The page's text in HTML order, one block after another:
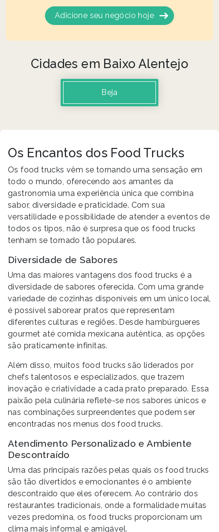
Adicione seu negócio hoje
Cidades em Baixo Alentejo
Beja
Os Encantos dos Food Trucks
Os food trucks vêm se tornando uma sensação em
todo o mundo, oferecendo aos amantes da
gastronomia uma experiência única que combina
sabor, diversidade e praticidade. Com sua
versatilidade e possibilidade de atender a eventos de
todos os tipos, não é surpresa que os food trucks
tenham se tornado tão populares.
Diversidade de Sabores
Uma das maiores vantagens dos food trucks é a
diversidade de sabores oferecida. Com uma grande
variedade de cozinhas disponíveis em um único local,
é possível saborear pratos que representam
diferentes culturas e regiões. Desde hambúrgueres
gourmet até comida mexicana autêntica, as opções
são praticamente infinitas.
Além disso, muitos food trucks são liderados por
chefs talentosos e especializados, que trazem
inovação e criatividade a cada prato preparado. Essa
paixão pela culinária reflete-se nos sabores únicos e
nas combinações surpreendentes que podem ser
encontradas nos menus dos food trucks.
Atendimento Personalizado e Ambiente
Descontraído
Uma das principais razões pelas quais os food trucks
são tão divertidos e emocionantes é o ambiente
descontraído que eles oferecem. Ao contrário dos
restaurantes tradicionais, onde a formalidade muitas
vezes predomina, os food trucks proporcionam um
clima mais informal e amigável.